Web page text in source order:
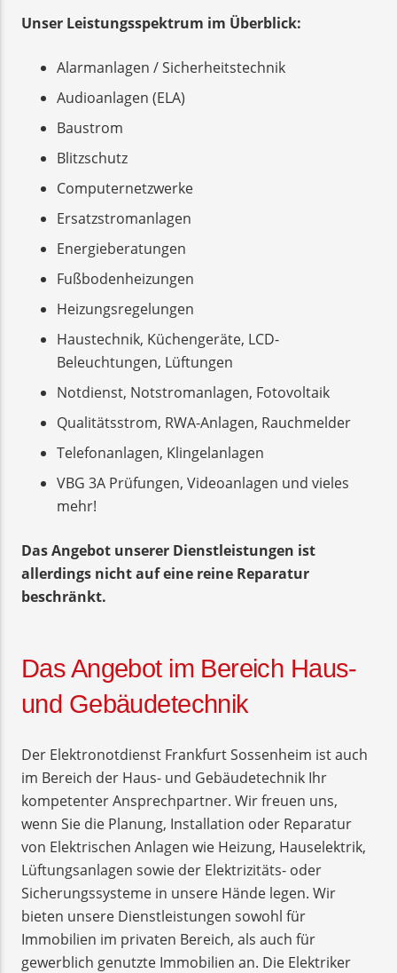
Unser Leistungsspektrum im Überblick:
Alarmanlagen / Sicherheitstechnik
Audioanlagen (ELA)
Baustrom
Blitzschutz
Computernetzwerke
Ersatzstromanlagen
Energieberatungen
Fußbodenheizungen
Heizungsregelungen
Haustechnik, Küchengeräte, LCD-
Beleuchtungen, Lüftungen
Notdienst, Notstromanlagen, Fotovoltaik
Qualitätsstrom, RWA-Anlagen, Rauchmelder
Telefonanlagen, Klingelanlagen
VBG 3A Prüfungen, Videoanlagen und vieles
mehr!
Das Angebot unserer Dienstleistungen ist
allerdings nicht auf eine reine Reparatur
beschränkt.
Das Angebot im Bereich Haus-
und Gebäudetechnik
Der Elektronotdienst Frankfurt Sossenheim ist auch
im Bereich der Haus- und Gebäudetechnik Ihr
kompetenter Ansprechpartner. Wir freuen uns,
wenn Sie die Planung, Installation oder Reparatur
von Elektrischen Anlagen wie Heizung, Hauselektrik,
Lüftungsanlagen sowie der Elektrizitäts- oder
Sicherungssysteme in unsere Hände legen. Wir
bieten unsere Dienstleistungen sowohl für
Immobilien im privaten Bereich, als auch für
gewerblich genutzte Immobilien an. Die Elektriker